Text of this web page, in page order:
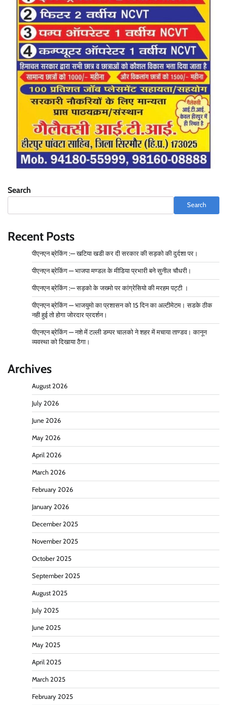
Search
Search
Recent Posts
पीएनएन ब्रेकिंग :— खटिया खडी कर दी सरकार की सड़को की दुर्दशा पर।
पीएनएन ब्रेकिंग — भाजपा मण्डल के मीडिया प्रभारी बने सुनील चौधरी।
पीएनएन ब्रेकिंग :— सड़को के जख्मो पर कांग्रेसियो की मरहम पट्टी ।
पीएनएन ब्रेकिंग — भाजयुमो का प्रशासन को 15 दिन का अल्टीमेटम। सडके ठीक
नही हुई तो होगा जोरदार प्रदर्शन।
पीएनएन ब्रेकिंग — नशे में टल्ली डम्पर चालको ने शहर में मचाया ताण्डव। कानून
व्यवस्था को दिखाया ठैगा।
Archives
August 2026
July 2026
June 2026
May 2026
April 2026
March 2026
February 2026
January 2026
December 2025
November 2025
October 2025
September 2025
August 2025
July 2025
June 2025
May 2025
April 2025
March 2025
February 2025